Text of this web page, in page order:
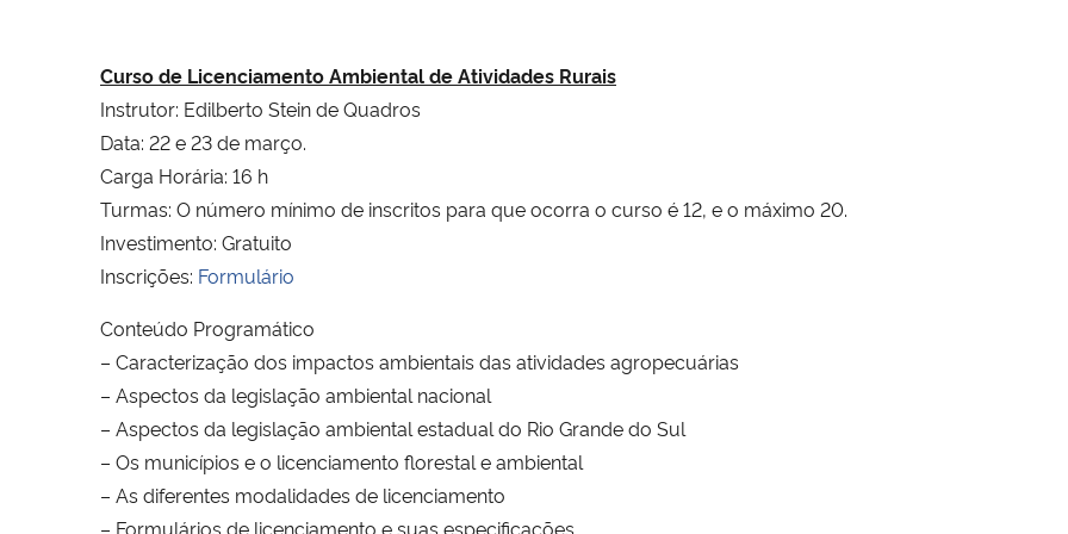
Curso de Licenciamento Ambiental de Atividades Rurais
Instrutor: Edilberto Stein de Quadros
Data: 22 e 23 de março.
Carga Horária: 16 h
Turmas: O número mínimo de inscritos para que ocorra o curso é 12, e o máximo 20.
Investimento: Gratuito
Inscrições: Formulário
Conteúdo Programático
– Caracterização dos impactos ambientais das atividades agropecuárias
– Aspectos da legislação ambiental nacional
– Aspectos da legislação ambiental estadual do Rio Grande do Sul
– Os municípios e o licenciamento florestal e ambiental
– As diferentes modalidades de licenciamento
– Formulários de licenciamento e suas especificações